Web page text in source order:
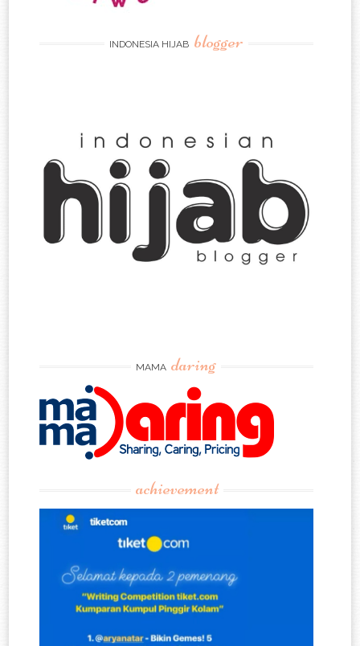
INDONESIA HIJAB blogger
MAMA daring
achievement